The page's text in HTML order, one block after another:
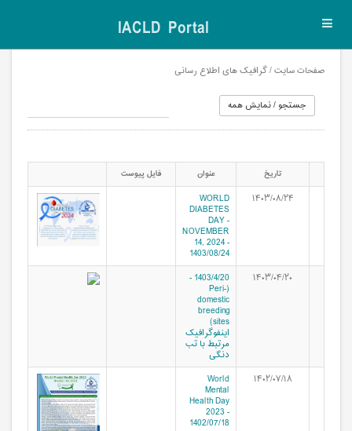
IACLD Portal
صفحات سایت / گرافیک های اطلاع رسانی
تاریخ عنوان فایل پیوست
۱۴۰۳/۰۸/۲۴ WORLD
DIABETES
DAY -
NOVEMBER
14, 2024 -
1403/08/24
۱۴۰۳/۰۴/۲۰
1403/4/20 -
(Peri-
domestic
breeding
sites)
اینفوگرافیک
مرتبط با تب
دنگی
۱۴۰۲/۰۷/۱۸
World
Mental
Health Day
2023 -
1402/07/18